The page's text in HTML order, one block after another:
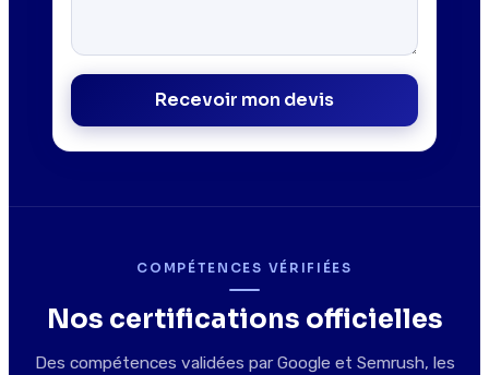
Recevoir mon devis
COMPÉTENCES VÉRIFIÉES
Nos certifications officielles
Des compétences validées par Google et Semrush, les